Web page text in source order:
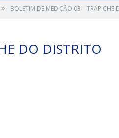
» BOLETIM DE MEDIÇÃO 03 – TRAPICHE
DO DISTRITO